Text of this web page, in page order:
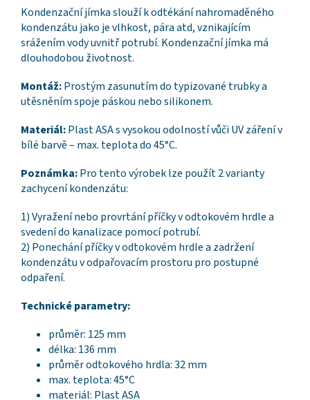
Kondenzační jímka slouží k odtékání nahromaděného
kondenzátu jako je vlhkost, pára atd, vznikajícím
srážením vody uvnitř potrubí. Kondenzační jímka má
dlouhodobou životnost.
Montáž:Prostým zasunutím do typizované trubky a
utěsněním spoje páskou nebo silikonem.
Materiál:Plast ASA s vysokou odolností vůči UV záření v
bílé barvě – max. teplota do 45°C.
Poznámka:Pro tento výrobek lze použít 2 varianty
zachycení kondenzátu:
1) Vyražení nebo provrtání příčky v odtokovém hrdle a
svedení do kanalizace pomocí potrubí.
2) Ponechání příčky v odtokovém hrdle a zadržení
kondenzátu v odpařovacím prostoru pro postupné
odpaření.
Technické parametry:
průměr: 125 mm
délka: 136 mm
průměr odtokového hrdla: 32 mm
max. teplota: 45°C
materiál: Plast ASA